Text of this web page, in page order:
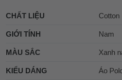
CHẤT LIỆU Cotton
GIỚI TÍNH Nam
MÀU SẮC Xanh
KIỂU DÁNG Áo